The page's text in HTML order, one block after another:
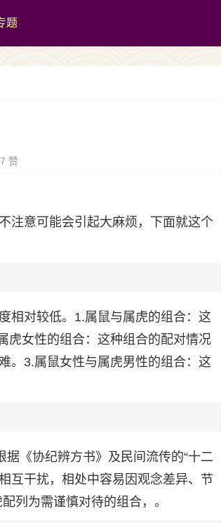
题
赞
注意可能会引起大麻烦，下面就这个
相对较低。1.属鼠与属虎的组合：这
虎女性的组合：这种组合的配对情况
。3.属鼠女性与属虎男性的组合：这
《协纪辨方书》及民间流传的“十二
互干扰，相处中容易因观念差异、节
列为需谨慎对待的组合，。